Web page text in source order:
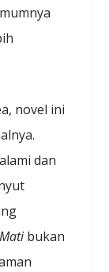
novel ini
dan
bukan